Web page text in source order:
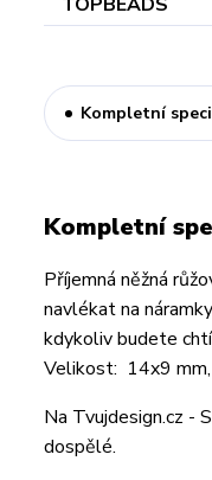
Kompletní
Kompletní
Příjemná něžná
navlékat na
kdykoliv budete
Velikost: 14x9
Na Tvujdesign.cz -
dospělé.